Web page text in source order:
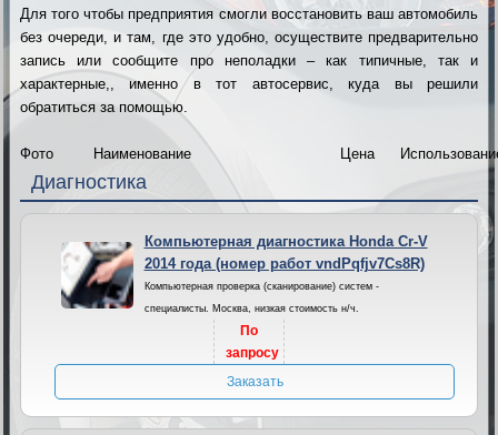
Для того чтобы предприятия смогли восстановить ваш автомобиль
без очереди, и там, где это удобно, осуществите предварительно
запись или сообщите про неполадки – как типичные, так и
характерные,, именно в тот автосервис, куда вы решили
обратиться за помощью.
Фото Наименование Цена
Диагностика
Компьютерная диагностика Honda Cr-V
2014 года (номер работ vndPqfjv7Cs8R)
Компьютерная проверка (сканирование) систем -
специалисты. Москва, низкая стоимость н/ч.
По
запросу
Заказать